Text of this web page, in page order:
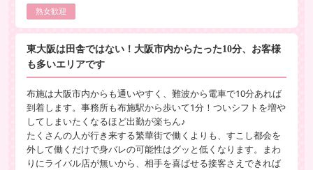
★☆給与事例はこちら☆★
60分
ネット指名
5,000円 ×1名
105分
ネット指名
8,500円 ×1名
熟女歓迎
東大阪は田舎ではない！大阪市内からたった10分、お客様
も多いエリアです
布施は大阪市内からも通いやすく、難波から電車で10分あれば
到着します。事務所も布施駅から歩いて1分！ついシフトを増や
してしまいたくなるほど出勤が楽ちん♪
たくさんの人が行き来する繁華街で働くよりも、すこし都会を
外して働くだけで身バレの可能性はグッと低くなります。まわ
りにライバル店が無いから、相手を喜ばせる接客さえできれば